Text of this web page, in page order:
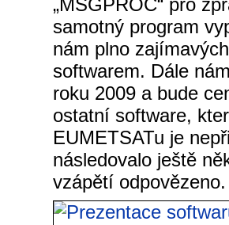
„MSGPROC“ pro
samotný program
nám plno
softwarem. Dále
roku 2009 a bude
ostatní software,
EUMETSATu je
následovalo ještě
vzápětí odpovězeno.